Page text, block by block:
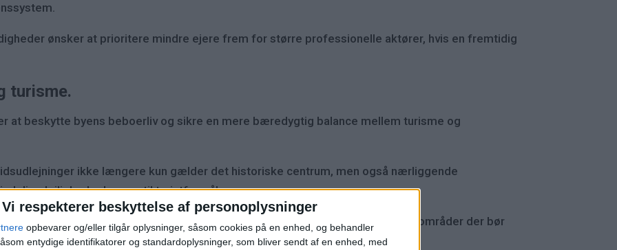
Vi respekterer beskyttelse af personoplysninger
opbevarer og/eller tilgår oplysninger, såsom cookies på en enhed, og behandler
entydige identifikatorer og standardoplysninger, som bliver sendt af en enhed, med
ønsker at prioritere mindre ejere frem for større professionelle aktører, hvis en fremtidig
turisme.
at beskytte byens beboerliv og sikre en mere bæredygtig balance mellem turisme og
ikke længere kun gælder det historiske centrum, men også nærliggende
lejligheder bruges til turistformål.
udført sammen med La Sapienza Universitet i Rom for at identificere, hvilke områder der bør